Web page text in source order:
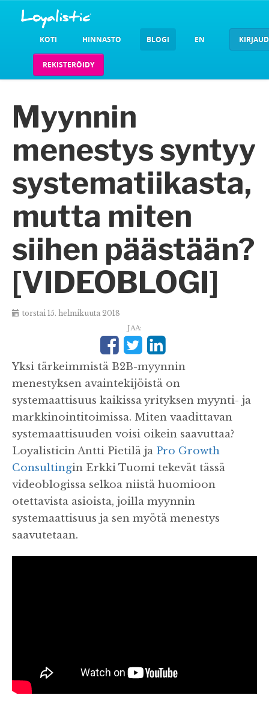
KOTI HINNASTO BLOGI EN
REKISTERÖIDY
Myynnin
menestys syntyy
systematiikasta,
mutta miten
siihen päästään?
[VIDEOBLOGI]
torstai 15. helmikuuta 2018
JAA:
Yksi tärkeimmistä B2B-myynnin
menestyksen avaintekijöistä on
systemaattisuus kaikissa yrityksen myynti- ja
markkinointitoimissa. Miten vaadittavan
systemaattisuuden voisi oikein saavuttaa?
Loyalisticin Antti Pietilä ja Pro Growth
Consultingin Erkki Tuomi tekevät tässä
videoblogissa selkoa niistä huomioon
otettavista asioista, joilla myynnin
systemaattisuus ja sen myötä menestys
saavutetaan.